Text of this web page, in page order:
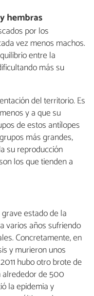
hembras
por los
vez menos machos.
entre la
más su
del territorio. Es
y a que su
de estos antílopes
más grandes,
su reproducción
los que tienden a
estado de la
varios años sufriendo
Concretamente, en
y murieron unos
hubo otro brote de
de 500
la epidemia y